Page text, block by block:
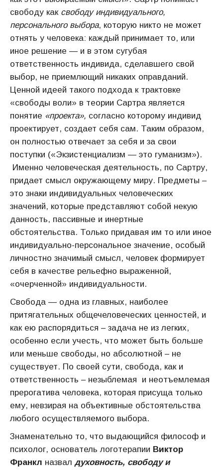
свободу как свободу индивидуального,
персонального выбора, которую никто не может
отнять у человека: каждый принимает то, или
иное решение — и в этом сугубая
ответственность индивида, сделавшего свой
выбор, не приемлющий никаких оправданий.
Ценной идеей такого подхода к трактовке
«свободы воли» в теории Сартра является
понятие «проекта», согласно которому индивид
проектирует, создает себя сам. Таким образом,
он полностью отвечает за себя и за свои
поступки («Экзистенциализм — это гуманизм»).
Именно человеческая деятельность, по Сартру,
придает смысл окружающему миру. Предметы –
это знаки индивидуальных человеческих
значений, которые представляют собой некую
данность, пассивные и инертные
обстоятельства. Только придавая им то или иное
индивидуально-персональное значение, особый
личностно значимый смысл, человек формирует
себя в качестве рельефно выраженной,
«очерченной» индивидуальности.
Свобода — одна из главных, наиболее
притягательных общечеловеческих ценностей, и
как ею распорядиться – задача не из легких,
особенно если учесть, что может быть больше
или меньше свободы, но абсолютной – не
существует. По своей сути, свобода, как и
ответственность – незыблемая и неотъемлемая
прерогатива человека, которая присуща только
ему, невзирая на объективные обстоятельства
любого осуществляемого выбора.
Знаменательно то, что выдающийся философ и
психолог, основатель логотерапии Виктор
Франкл назвал духовность, свободу и